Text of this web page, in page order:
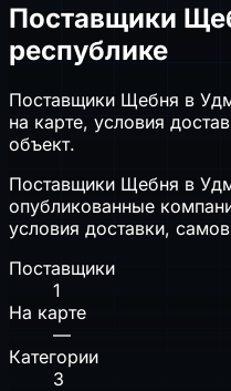
Поставщики
республике
Поставщики Щебня в
на карте, условия
объект.
Поставщики Щебня в
опубликованные
условия доставки,
Поставщики
1
На карте
—
Категории
3